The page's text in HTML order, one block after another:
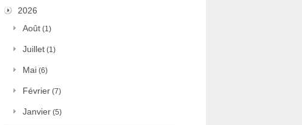
2026
Août (1)
Juillet (1)
Mai (6)
Février (7)
Janvier (5)